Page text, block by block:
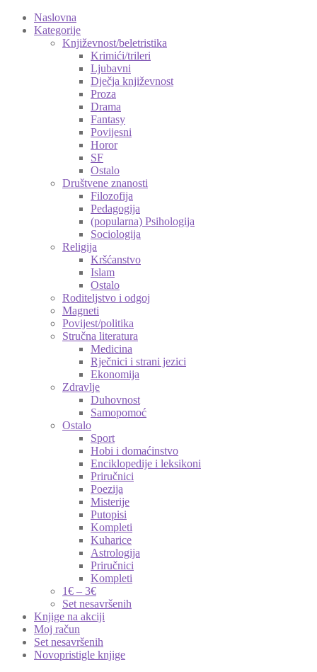
Naslovna
Kategorije
Književnost/beletristika
Krimići/trileri
Ljubavni
Dječja književnost
Proza
Drama
Fantasy
Povijesni
Horor
SF
Ostalo
Društvene znanosti
Filozofija
Pedagogija
(popularna) Psihologija
Sociologija
Religija
Kršćanstvo
Islam
Ostalo
Roditeljstvo i odgoj
Magneti
Povijest/politika
Stručna literatura
Medicina
Rječnici i strani jezici
Ekonomija
Zdravlje
Duhovnost
Samopomoć
Ostalo
Sport
Hobi i domaćinstvo
Enciklopedije i leksikoni
Priručnici
Poezija
Misterije
Putopisi
Kompleti
Kuharice
Astrologija
Priručnici
Kompleti
1€ – 3€
Set nesavršenih
Knjige na akciji
Moj račun
Set nesavršenih
Novopristigle knjige